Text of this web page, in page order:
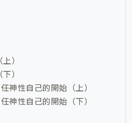
）
）
神性自己的開始（上）
神性自己的開始（下）